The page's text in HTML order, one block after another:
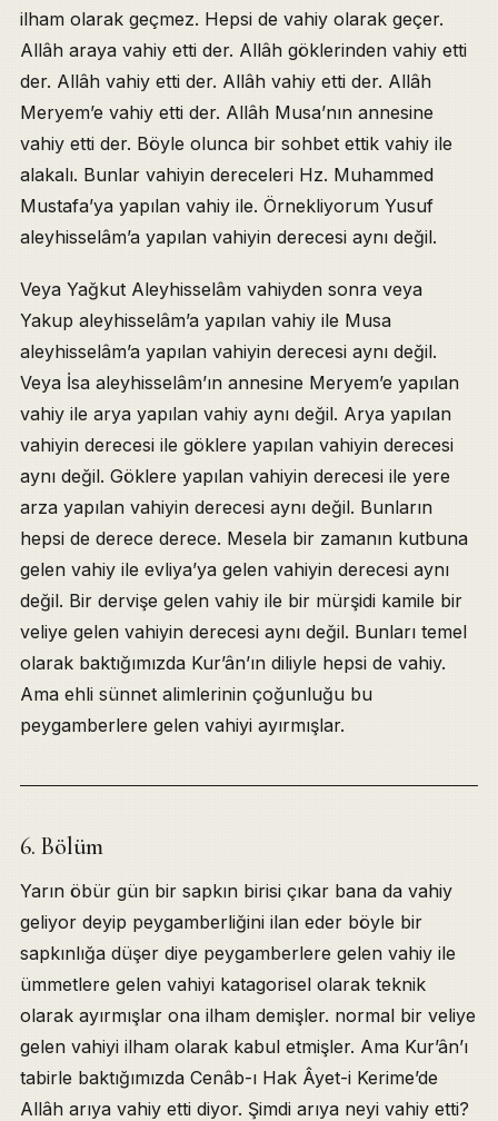
ilham olarak geçmez. Hepsi de vahiy olarak geçer.
Allâh araya vahiy etti der. Allâh göklerinden vahiy etti
der. Allâh vahiy etti der. Allâh vahiy etti der. Allâh
Meryem’e vahiy etti der. Allâh Musa’nın annesine
vahiy etti der. Böyle olunca bir sohbet ettik vahiy ile
alakalı. Bunlar vahiyin dereceleri Hz. Muhammed
Mustafa’ya yapılan vahiy ile. Örnekliyorum Yusuf
aleyhisselâm’a yapılan vahiyin derecesi aynı değil.
Veya Yağkut Aleyhisselâm vahiyden sonra veya
Yakup aleyhisselâm’a yapılan vahiy ile Musa
aleyhisselâm’a yapılan vahiyin derecesi aynı değil.
Veya İsa aleyhisselâm’ın annesine Meryem’e yapılan
vahiy ile arya yapılan vahiy aynı değil. Arya yapılan
vahiyin derecesi ile göklere yapılan vahiyin derecesi
aynı değil. Göklere yapılan vahiyin derecesi ile yere
arza yapılan vahiyin derecesi aynı değil. Bunların
hepsi de derece derece. Mesela bir zamanın kutbuna
gelen vahiy ile evliya’ya gelen vahiyin derecesi aynı
değil. Bir dervişe gelen vahiy ile bir mürşidi kamile bir
veliye gelen vahiyin derecesi aynı değil. Bunları temel
olarak baktığımızda Kur’ân’ın diliyle hepsi de vahiy.
Ama ehli sünnet alimlerinin çoğunluğu bu
peygamberlere gelen vahiyi ayırmışlar.
6. Bölüm
Yarın öbür gün bir sapkın birisi çıkar bana da vahiy
geliyor deyip peygamberliğini ilan eder böyle bir
sapkınlığa düşer diye peygamberlere gelen vahiy ile
ümmetlere gelen vahiyi katagorisel olarak teknik
olarak ayırmışlar ona ilham demişler. normal bir veliye
gelen vahiyi ilham olarak kabul etmişler. Ama Kur’ân’ı
tabirle baktığımızda Cenâb-ı Hak Âyet-i Kerime’de
Allâh arıya vahiy etti diyor. Şimdi arıya neyi vahiy etti?